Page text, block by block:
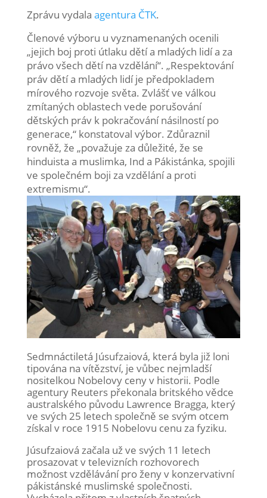
Zprávu vydala agentura ČTK.
Členové výboru u vyznamenaných ocenili
„jejich boj proti útlaku dětí a mladých lidí a za
právo všech dětí na vzdělání“. „Respektování
práv dětí a mladých lidí je předpokladem
mírového rozvoje světa. Zvlášť ve válkou
zmítaných oblastech vede porušování
dětských práv k pokračování násilností po
generace,“ konstatoval výbor. Zdůraznil
rovněž, že „považuje za důležité, že se
hinduista a muslimka, Ind a Pákistánka, spojili
ve společném boji za vzdělání a proti
extremismu“.
Sedmnáctiletá Júsufzaiová, která byla již loni
tipována na vítězství, je vůbec nejmladší
nositelkou Nobelovy ceny v historii. Podle
agentury Reuters překonala britského vědce
australského původu Lawrence Bragga, který
ve svých 25 letech společně se svým otcem
získal v roce 1915 Nobelovu cenu za fyziku.
Júsufzaiová začala už ve svých 11 letech
prosazovat v televizních rozhovorech
možnost vzdělávání pro ženy v konzervativní
pákistánské muslimské společnosti.